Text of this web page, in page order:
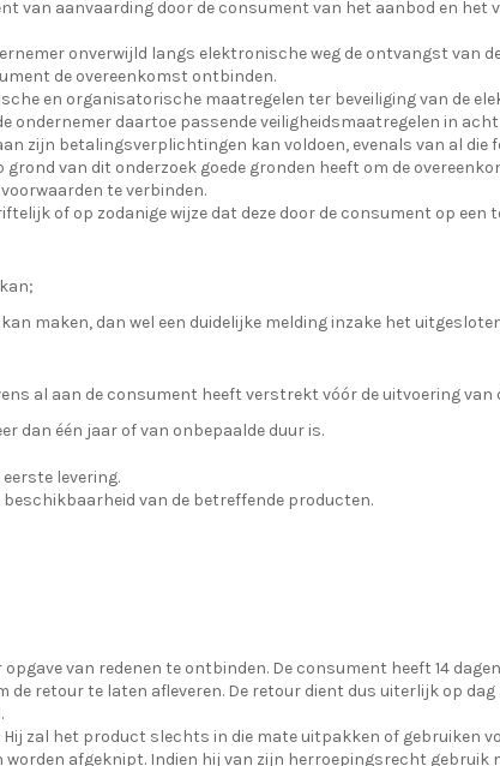
van aanvaarding door de consument van het aanbod en het
onverwijld langs elektronische weg de ontvangst van
de overeenkomst ontbinden.
en organisatorische maatregelen ter beveiliging van de
ondernemer daartoe passende veiligheidsmaatregelen in
zijn betalingsverplichtingen kan voldoen, evenals van al die
van dit onderzoek goede gronden heeft om de
te verbinden.
of op zodanige wijze dat deze door de consument op een
maken, dan wel een duidelijke melding inzake het
al aan de consument heeft verstrekt vóór de uitvoering van
dan één jaar of van onbepaalde duur is.
levering.
van de betreffende producten.
van redenen te ontbinden. De consument heeft 14
retour te laten afleveren. De retour dient dus uiterlijk op
zal het product slechts in die mate uitpakken of gebruiken
afgeknipt. Indien hij van zijn herroepingsrecht